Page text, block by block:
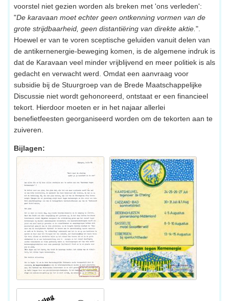
voorstel niet gezien worden als breken met 'ons verleden':
"De karavaan moet echter geen ontkenning vormen van de
grote strijdbaarheid, geen distantiëring van direkte aktie. ".
Hoewel er van te voren sceptische geluiden vanuit delen van
de antikernenergie-beweging komen, is de algemene indruk is
dat de Karavaan veel minder vrijblijvend en meer politiek is als
gedacht en verwacht werd. Omdat een aanvraag voor
subsidie bij de Stuurgroep van de Brede Maatschappelijke
Discussie niet wordt gehonoreerd, ontstaat er een financieel
tekort. Hierdoor moeten er in het najaar allerlei
benefietfeesten georganiseerd worden om de tekorten aan te
zuiveren.
Bijlagen: